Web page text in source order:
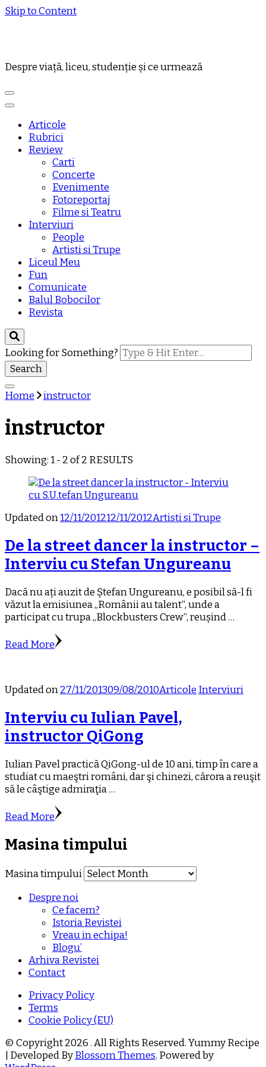
Skip to Content
Despre viață, liceu, studenție și ce urmează
Articole
Rubrici
Review
Carti
Concerte
Evenimente
Fotoreportaj
Filme si Teatru
Interviuri
People
Artisti si Trupe
Liceul Meu
Fun
Comunicate
Balul Bobocilor
Revista
Looking for Something?
Home instructor
instructor
Showing: 1 - 2 of 2 RESULTS
Updated on12/11/201212/11/2012Artisti si Trupe
De la street dancer la instructor –
Interviu cu Stefan Ungureanu
Dacă nu ați auzit de Ștefan Ungureanu, e posibil să-l fi
văzut la emisiunea „Românii au talent“, unde a
participat cu trupa „Blockbusters Crew“, reușind …
Read More
Updated on27/11/201309/08/2010Articole Interviuri
Interviu cu Iulian Pavel,
instructor QiGong
Iulian Pavel practică QiGong-ul de 10 ani, timp în care a
studiat cu maeştri români, dar şi chinezi, cărora a reuşit
să le câştige admiraţia …
Read More
Masina timpului
Masina timpului
Despre noi
Ce facem?
Istoria Revistei
Vreau in echipa!
Blogu’
Arhiva Revistei
Contact
Privacy Policy
Terms
Cookie Policy (EU)
© Copyright 2026. All Rights Reserved.Yummy Recipe
| Developed ByBlossom Themes. Powered by